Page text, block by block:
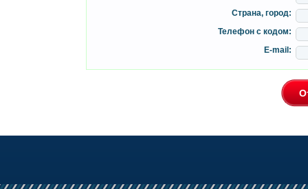
Страна, город:
Телефон с кодом:
E-mail: